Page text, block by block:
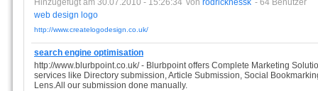
Hinzugefügt am 30.07.2010 - 15:26:34 von rodricknessk - 64 Benutzer
web design logo
http://www.createlogodesign.co.uk/
search engine optimisation
http://www.blurbpoint.co.uk/ - Blurbpoint offers Complete Marketing
services like Directory submission, Article Submission, Social
Lens.All our submission done manually.